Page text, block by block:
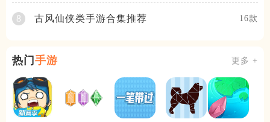
8 古风仙侠类手游合集推荐 16款
热门 手游 更多 +